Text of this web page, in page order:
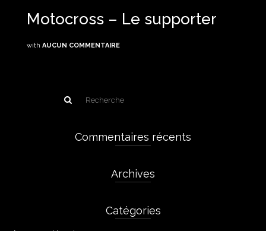
Motocross – Le supporter
with AUCUN COMMENTAIRE
Commentaires récents
Archives
Catégories